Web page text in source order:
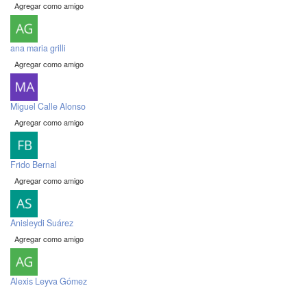
Agregar como amigo
ana maria grilli
Agregar como amigo
Miguel Calle Alonso
Agregar como amigo
Frido Bernal
Agregar como amigo
Anisleydi Suárez
Agregar como amigo
Alexis Leyva Gómez